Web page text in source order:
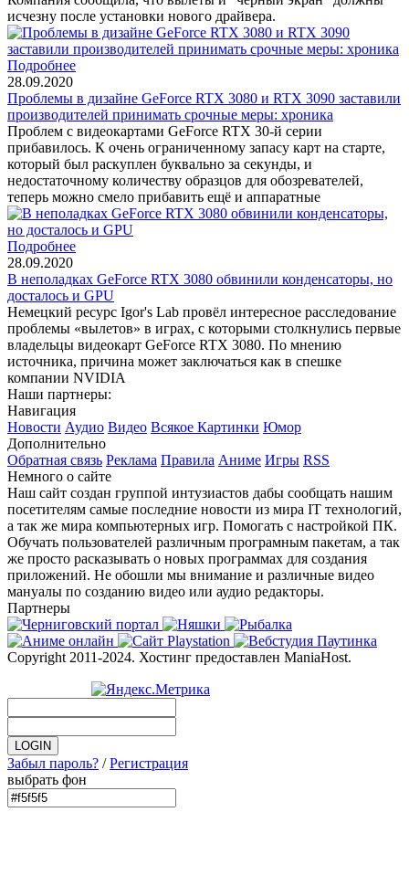
исчезну после установки нового драйвера.
Подробнее
28.09.2020
Проблемы в дизайне GeForce RTX 3080 и RTX 3090 заставили
производителей принимать срочные меры: хроника
Проблем с видеокартами GeForce RTX 30-й серии
прибавилось. К очень ограниченному запасу карт на старте,
который был раскуплен буквально за секунды, и
недостаточному количеству образцов для обозревателей,
теперь можно смело прибавить ещё и аппаратные
Подробнее
28.09.2020
В неполадках GeForce RTX 3080 обвинили конденсаторы, но
досталось и GPU
Немецкий ресурс Igor's Lab провёл интересное расследование
проблемы «вылетов» в играх, с которыми столкнулись первые
владельцы видеокарт GeForce RTX 3080. По мнению
источника, причина может заключаться как в спешке
компании NVIDIA
Наши партнеры:
Навигация
Новости Аудио Видео Всякое Картинки Юмор
Дополнительно
Обратная связь Реклама Правила Аниме Игры RSS
Немного о сайте
Наш сайт создан группой интузиастов дабы сообщать нашим
посетителям самые последние новости из мира IT технологий,
а так же мира компьютерных игр. Помогать с настройкой ПК.
Обучать пользователей различным програмным пакетам, а так
же просто расказывать о новых программах для создания
приложений. Не обошли мы внимание и различные видео
мануалы по созданию видео или аудио редакторы.
Партнеры
Copyright 2011-2024. Хостинг предоставлен ManiaHost.
Забыл пароль? /Регистрация
выбрать фон